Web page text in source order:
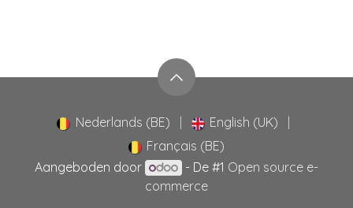
Nederlands (BE) English (UK)
Français (BE)
Aangeboden door
- De #1 Open source e-
commerce